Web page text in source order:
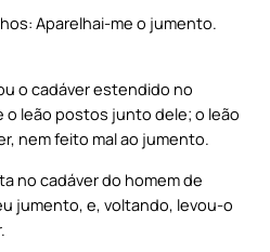
Aparelhai-me o jumento.
o cadáver estendido no
o leão postos junto dele; o leão
nem feito mal ao jumento.
no cadáver do homem de
jumento, e, voltando, levou-o